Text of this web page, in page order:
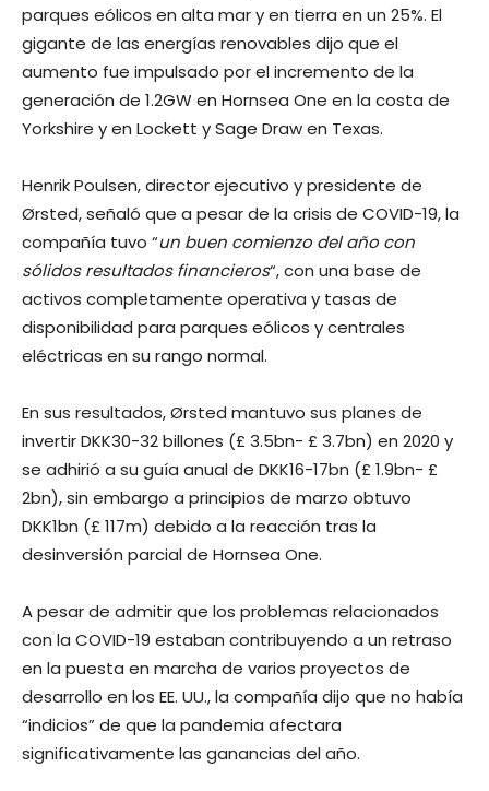
parques eólicos en alta mar y en tierra en un 25%. El
gigante de las energías renovables dijo que el
aumento fue impulsado por el incremento de la
generación de 1.2GW en Hornsea One en la costa de
Yorkshire y en Lockett y Sage Draw en Texas.
Henrik Poulsen, director ejecutivo y presidente de
Ørsted, señaló que a pesar de la crisis de COVID-19, la
compañía tuvo “un buen comienzo del año con
sólidos resultados financieros“, con una base de
activos completamente operativa y tasas de
disponibilidad para parques eólicos y centrales
eléctricas en su rango normal.
En sus resultados, Ørsted mantuvo sus planes de
invertir DKK30-32 billones (£ 3.5bn- £ 3.7bn) en 2020 y
se adhirió a su guía anual de DKK16-17bn (£ 1.9bn- £
2bn), sin embargo a principios de marzo obtuvo
DKK1bn (£ 117m) debido a la reacción tras la
desinversión parcial de Hornsea One.
A pesar de admitir que los problemas relacionados
con la COVID-19 estaban contribuyendo a un retraso
en la puesta en marcha de varios proyectos de
desarrollo en los EE. UU., la compañía dijo que no había
“indicios” de que la pandemia afectara
significativamente las ganancias del año.